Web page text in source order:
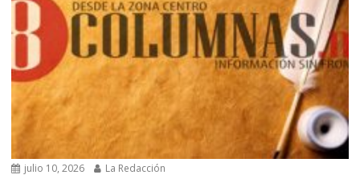
julio 10, 2026 La Redacción